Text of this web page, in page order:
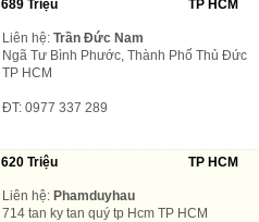
689 Triệu TP HCM
Liên hệ: Trần Đức Nam
Ngã Tư Bình Phước, Thành Phố Thủ Đức
TP HCM
ĐT: 0977 337 289
620 Triệu TP HCM
Liên hệ: Phamduyhau
714 tan ky tan quý tp Hcm TP HCM